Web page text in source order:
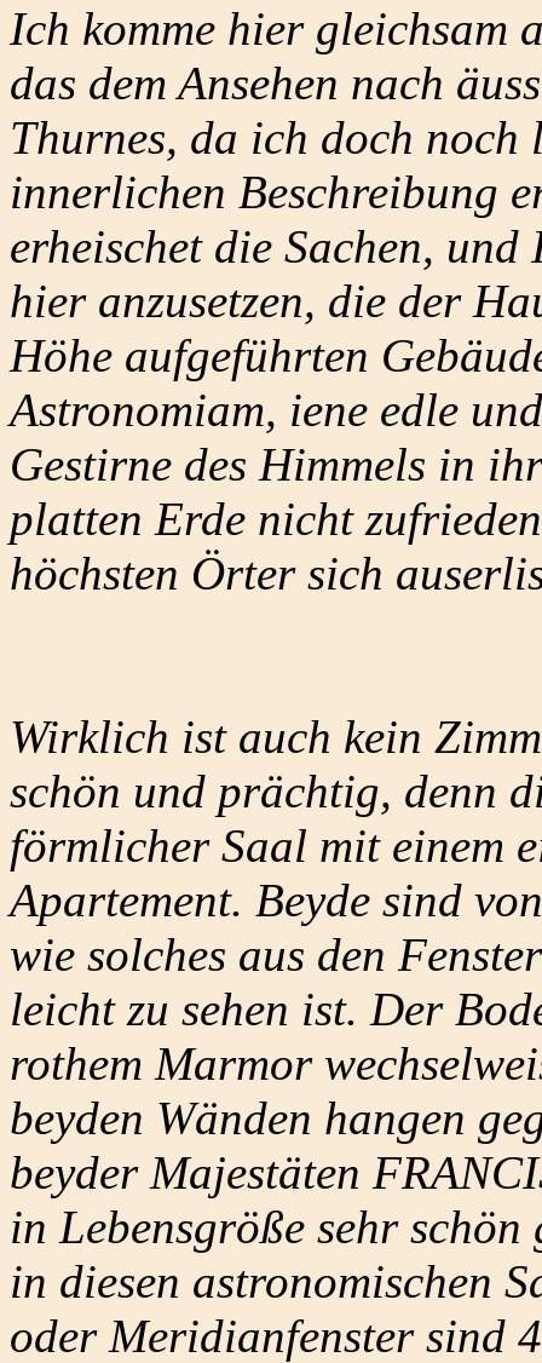
Ich komme hier gleichsam
das dem Ansehen nach
Thurnes, da ich doch noch
innerlichen Beschreibung
erheischet die Sachen,
hier anzusetzen, die der
Höhe aufgeführten
Astronomiam, iene edle
Gestirne des Himmels in
platten Erde nicht
höchsten Örter sich
Wirklich ist auch kein
schön und prächtig, denn
förmlicher Saal mit einem
Apartement. Beyde sind
wie solches aus den
leicht zu sehen ist. Der
rothem Marmor
beyden Wänden hangen
beyder Majestäten
in Lebensgröße sehr
in diesen astronomischen
oder Meridianfenster sind